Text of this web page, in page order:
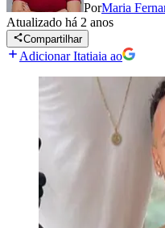
PorMaria
Atualizado há 2 anos
Compartilhar
Adicionar Itatiaia ao